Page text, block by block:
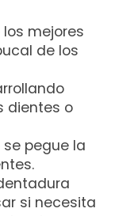
mejores
de los
dientes o
pegue la
si necesita